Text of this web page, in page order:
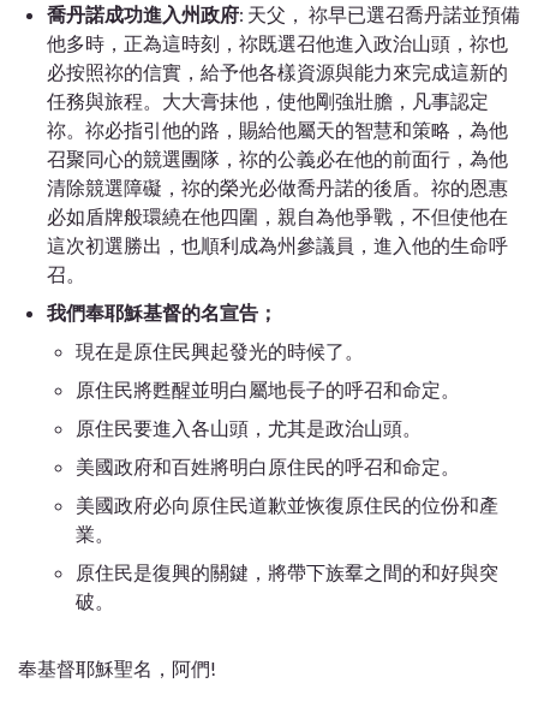
喬丹諾成功進入州政府: 天父， 祢早已選召喬丹諾並預備
他多時，正為這時刻，祢既選召他進入政治山頭，祢也
必按照祢的信實，給予他各樣資源與能力來完成這新的
任務與旅程。大大膏抹他，使他剛強壯膽，凡事認定
祢。祢必指引他的路，賜給他屬天的智慧和策略，為他
召聚同心的競選團隊，祢的公義必在他的前面行，為他
清除競選障礙，祢的榮光必做喬丹諾的後盾。祢的恩惠
必如盾牌般環繞在他四圍，親自為他爭戰，不但使他在
這次初選勝出，也順利成為州參議員，進入他的生命呼
召。
我們奉耶穌基督的名宣告；
現在是原住民興起發光的時候了。
原住民將甦醒並明白屬地長子的呼召和命定。
原住民要進入各山頭，尤其是政治山頭。
美國政府和百姓將明白原住民的呼召和命定。
美國政府必向原住民道歉並恢復原住民的位份和產
業。
原住民是復興的關鍵，將帶下族羣之間的和好與突
破。
奉基督耶穌聖名，阿們!